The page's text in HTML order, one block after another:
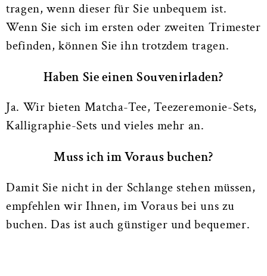
tragen, wenn dieser für Sie unbequem ist.
Wenn Sie sich im ersten oder zweiten Trimester
befinden, können Sie ihn trotzdem tragen.
Haben Sie einen Souvenirladen?
Ja. Wir bieten Matcha-Tee, Teezeremonie-Sets,
Kalligraphie-Sets und vieles mehr an.
Muss ich im Voraus buchen?
Damit Sie nicht in der Schlange stehen müssen,
empfehlen wir Ihnen, im Voraus bei uns zu
buchen. Das ist auch günstiger und bequemer.